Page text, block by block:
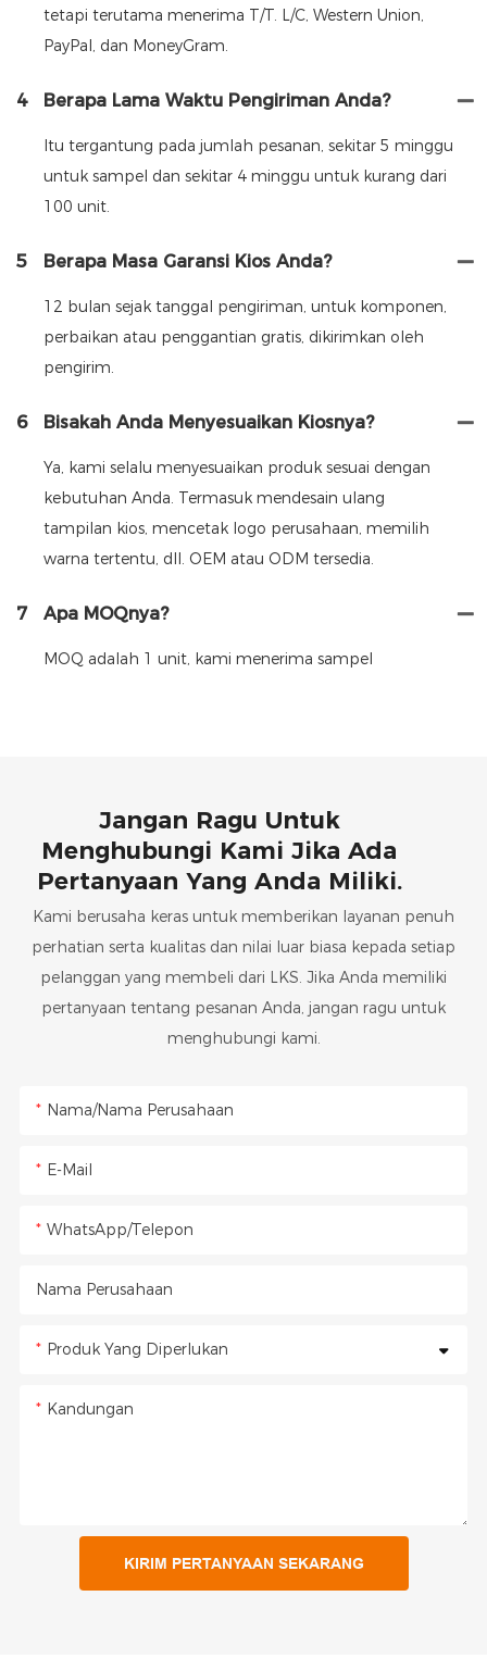
tetapi terutama menerima T/T. L/C, Western Union,
PayPal, dan MoneyGram.
4 Berapa Lama Waktu Pengiriman Anda?
Itu tergantung pada jumlah pesanan, sekitar 5 minggu
untuk sampel dan sekitar 4 minggu untuk kurang dari
100 unit.
5 Berapa Masa Garansi Kios Anda?
12 bulan sejak tanggal pengiriman, untuk komponen,
perbaikan atau penggantian gratis, dikirimkan oleh
pengirim.
6 Bisakah Anda Menyesuaikan Kiosnya?
Ya, kami selalu menyesuaikan produk sesuai dengan
kebutuhan Anda. Termasuk mendesain ulang
tampilan kios, mencetak logo perusahaan, memilih
warna tertentu, dll. OEM atau ODM tersedia.
7 Apa MOQnya?
MOQ adalah 1 unit, kami menerima sampel
Jangan Ragu Untuk
Menghubungi Kami Jika Ada
Pertanyaan Yang Anda Miliki.
Kami berusaha keras untuk memberikan layanan penuh
perhatian serta kualitas dan nilai luar biasa kepada setiap
pelanggan yang membeli dari LKS. Jika Anda memiliki
pertanyaan tentang pesanan Anda, jangan ragu untuk
menghubungi kami.
Nama/Nama Perusahaan
E-Mail
WhatsApp/Telepon
Nama Perusahaan
Produk Yang Diperlukan
Kandungan
KIRIM PERTANYAAN SEKARANG